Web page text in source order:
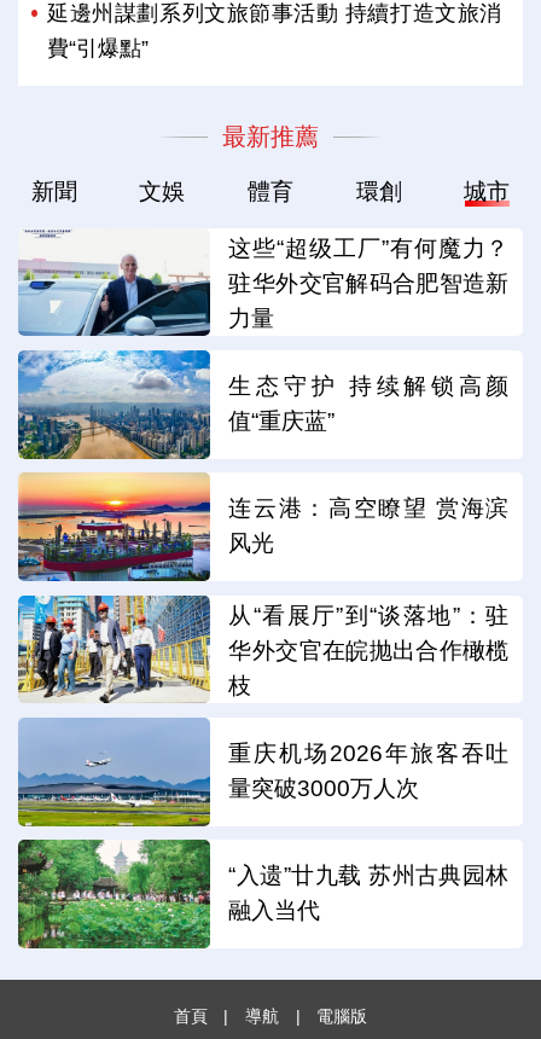
延邊州謀劃系列文旅節事活動 持續打造文旅消
費“引爆點”
最新推薦
新聞 文娛 體育 環創 城市
这些“超级工厂”有何魔力？
驻华外交官解码合肥智造新
力量
生态守护 持续解锁高颜
值“重庆蓝”
连云港：高空瞭望 赏海滨
风光
从“看展厅”到“谈落地”：驻
华外交官在皖抛出合作橄榄
枝
重庆机场2026年旅客吞吐
量突破3000万人次
“入遗”廿九载 苏州古典园林
融入当代
首頁 | 導航 | 電腦版